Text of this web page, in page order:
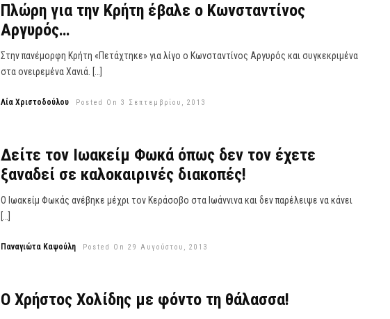
Πλώρη για την Κρήτη έβαλε ο Κωνσταντίνος
Αργυρός…
Στην πανέμορφη Κρήτη «Πετάχτηκε» για λίγο ο Κωνσταντίνος Αργυρός και συγκεκριμένα
στα ονειρεμένα Χανιά. […]
Λία Χριστοδούλου Posted On 3 Σεπτεμβρίου, 2013
Δείτε τον Ιωακείμ Φωκά όπως δεν τον έχετε
ξαναδεί σε καλοκαιρινές διακοπές!
O Iωακείμ Φωκάς ανέβηκε μέχρι τον Κεράσοβο στα Ιωάννινα και δεν παρέλειψε να κάνει
[…]
Παναγιώτα Καψούλη Posted On 29 Αυγούστου, 2013
Ο Χρήστος Χολίδης με φόντο τη θάλασσα!